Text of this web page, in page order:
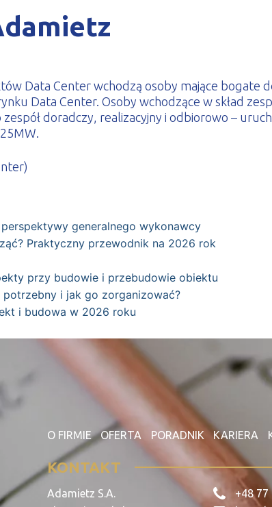
Data Center wchodzą osoby mające bogate
Data Center. Osoby wchodzące w skład
doradczy, realizacyjny i odbiorowo –
generalnego wykonawcy
Praktyczny przewodnik na 2026 rok
przy budowie i przebudowie obiektu
i jak go zorganizować?
i budowa w 2026 roku
O FIRMIE OFERTA PORADNIK KARIERA
KONTAKT
Adamietz S.A.
+48 77